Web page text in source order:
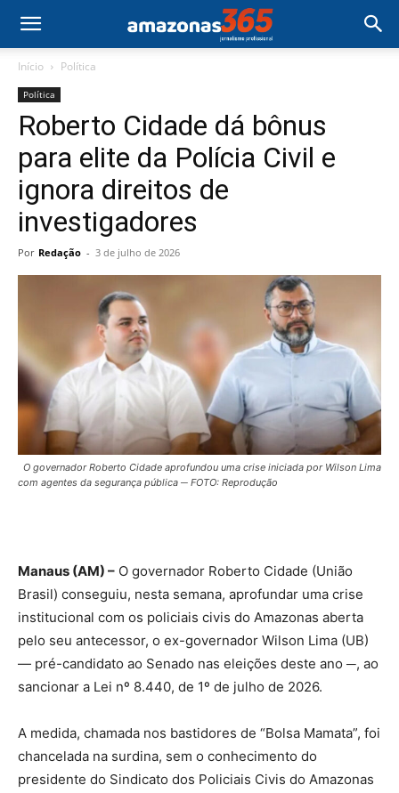
Início Política
Política
Roberto Cidade dá bônus
para elite da Polícia Civil e
ignora direitos de
investigadores
Por Redação - 3 de julho de 2026
O governador Roberto Cidade aprofundou uma crise iniciada por Wilson Lima
com agentes da segurança pública ─ FOTO: Reprodução
Manaus (AM) – O governador Roberto Cidade (União
Brasil) conseguiu, nesta semana, aprofundar uma crise
institucional com os policiais civis do Amazonas aberta
pelo seu antecessor, o ex-governador Wilson Lima (UB)
— pré-candidato ao Senado nas eleições deste ano ─, ao
sancionar a Lei nº 8.440, de 1º de julho de 2026.
A medida, chamada nos bastidores de “Bolsa Mamata”, foi
chancelada na surdina, sem o conhecimento do
presidente do Sindicato dos Policiais Civis do Amazonas